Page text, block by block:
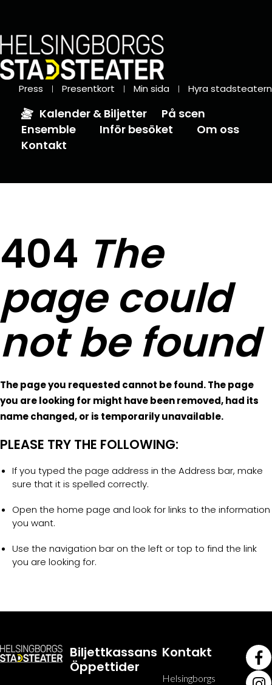
Press Presentkort Min sida Hyra stadsteatern
Kalender & Biljetter
På scen
Ensemble
Inför besöket
Om oss
Kontakt
404 The
page could
not be found
The page you requested cannot be found. The page
you are looking for might have been removed, had its
name changed, or is temporarily unavailable.
PLEASE TRY THE FOLLOWING:
If you typed the page address in the Address bar, make
sure that it is spelled correctly.
Open the home page and look for links to the information
you want.
Use the navigation bar on the left or top to find the link
you are looking for.
Biljettkassans
Öppettider
Kontakt
Helsingborgs